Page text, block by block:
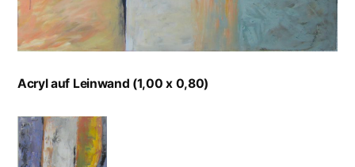
Acryl auf Leinwand (1,00 x 0,80)